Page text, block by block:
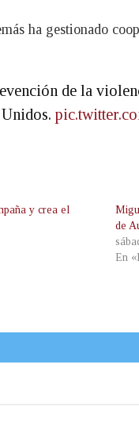
ha gestionado
de la
y crea el
de
En